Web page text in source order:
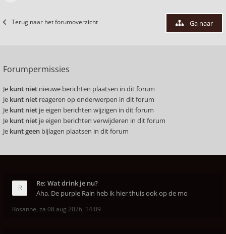
Terug naar het forumoverzicht Ga naar
Forumpermissies
Je kunt niet nieuwe berichten plaatsen in dit forum
Je kunt niet reageren op onderwerpen in dit forum
Je kunt niet je eigen berichten wijzigen in dit forum
Je kunt niet je eigen berichten verwijderen in dit forum
Je kunt geen bijlagen plaatsen in dit forum
Re: Wat drink je nu?
Aha. De purple Rain heb ik hier thuis ook op de mo
Rosanne, za 08 aug 2026, 14:09